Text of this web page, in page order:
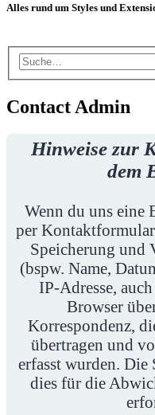
Alles rund um Styles und
Contact Admin
Hinweise zur
dem
Wenn du uns eine
per Kontaktformular
Speicherung und
(bspw. Name,
IP-Adresse,
Browser
Korrespondenz,
übertragen und
erfasst wurden.
dies für die